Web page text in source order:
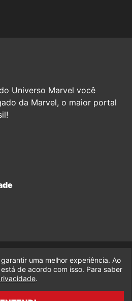
Universo Marvel você
da Marvel, o maior portal
Marvel, uma empresa da Legado
Enterprises.
fabiolobo
uma melhor experiência. Ao
de acordo com isso. Para saber
.